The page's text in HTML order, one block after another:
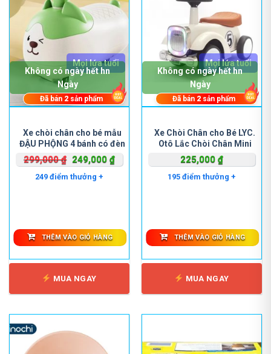
Xe chòi chân cho bé mẫu
ĐẬU PHỘNG 4 bánh có đèn
và nhạc
299,000₫ Giá
gốc
249,000 ₫Giá
249 điểm thưởng +
Mọi lứa tuổi
Không có ngày hết hn
Ngày
Đã bán 2 sản phẩm
THÊM VÀO GIỎ HÀNG
MUA NGAY
Xe Chòi Chân cho Bé LYC.
Otô Lắc Chòi Chân Mini
Copper.
225,000 ₫
195 điểm thưởng +
Mọi lứa tuổi
Không có ngày hết hn
Ngày
Đã bán 2 sản phẩm
THÊM VÀO GIỎ HÀNG
MUA NGAY